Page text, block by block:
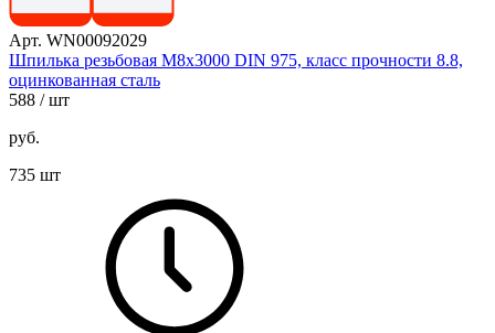
Арт. WN00092029
Шпилька резьбовая М8х3000 DIN 975, класс прочности 8.8,
оцинкованная сталь
588 / шт
руб.
735 шт